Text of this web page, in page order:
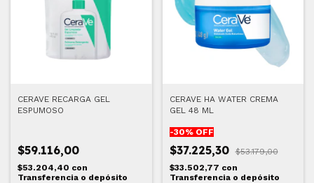
CERAVE RECARGA GEL
ESPUMOSO
$59.116,00
$53.204,40 con
Transferencia o depósito
CERAVE HA WATER CREMA
GEL 48 ML
-30% OFF
$37.225,30
$53.179,00
$33.502,77 con
Transferencia o depósito